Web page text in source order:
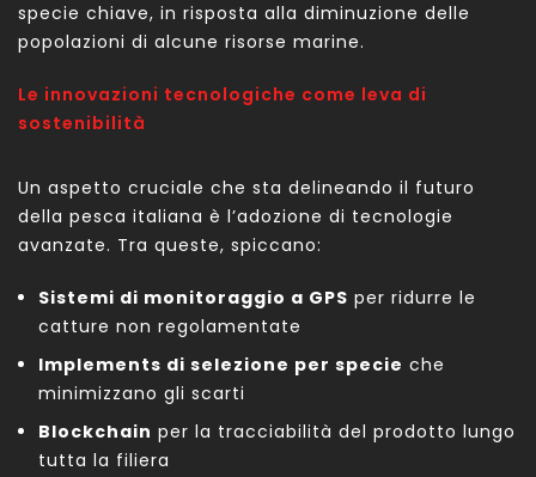
specie chiave, in risposta alla diminuzione delle
popolazioni di alcune risorse marine.
Le innovazioni tecnologiche come leva di
sostenibilità
Un aspetto cruciale che sta delineando il futuro
della pesca italiana è l’adozione di tecnologie
avanzate. Tra queste, spiccano:
Sistemi di monitoraggio a GPS per ridurre le
catture non regolamentate
Implements di selezione per specie che
minimizzano gli scarti
Blockchain per la tracciabilità del prodotto lungo
tutta la filiera